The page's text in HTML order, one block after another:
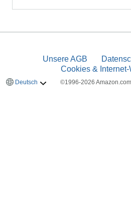
Unsere AGB
Cookies & Internet-
Deutsch ©1996-2026